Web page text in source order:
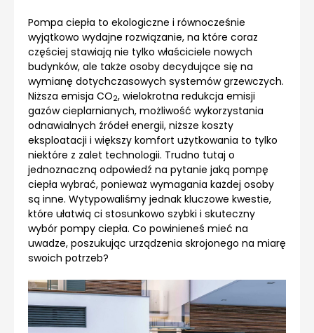
Pompa ciepła to ekologiczne i równocześnie
wyjątkowo wydajne rozwiązanie, na które coraz
częściej stawiają nie tylko właściciele nowych
budynków, ale także osoby decydujące się na
wymianę dotychczasowych systemów grzewczych.
Niższa emisja CO2, wielokrotna redukcja emisji
gazów cieplarnianych, możliwość wykorzystania
odnawialnych źródeł energii, niższe koszty
eksploatacji i większy komfort użytkowania to tylko
niektóre z zalet technologii. Trudno tutaj o
jednoznaczną odpowiedź na pytanie jaką pompę
ciepła wybrać, ponieważ wymagania każdej osoby
są inne. Wytypowaliśmy jednak kluczowe kwestie,
które ułatwią ci stosunkowo szybki i skuteczny
wybór pompy ciepła. Co powinieneś mieć na
uwadze, poszukując urządzenia skrojonego na miarę
swoich potrzeb?